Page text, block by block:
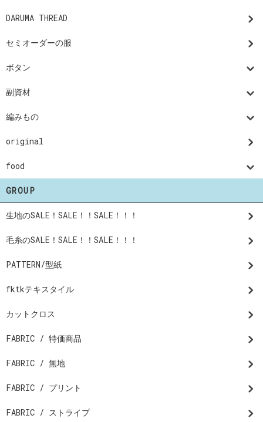
DARUMA THREAD
セミオーダーの服
ボタン
副資材
編みもの
original
food
GROUP
生地のSALE！SALE！！SALE！！！
毛糸のSALE！SALE！！SALE！！！
PATTERN/型紙
fktkテキスタイル
カットクロス
FABRIC / 特価商品
FABRIC / 無地
FABRIC / プリント
FABRIC / ストライプ